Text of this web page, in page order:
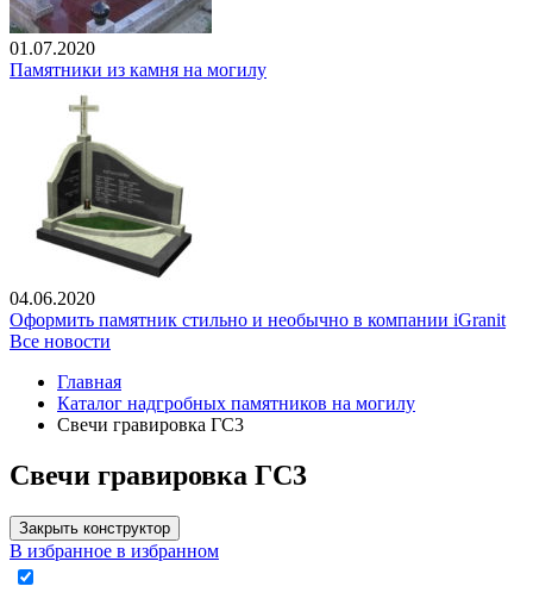
01.07.2020
Памятники из камня на могилу
04.06.2020
Оформить памятник стильно и необычно в компании iGranit
Все новости
Главная
Каталог надгробных памятников на могилу
Свечи гравировка ГС3
Свечи гравировка ГС3
Закрыть конструктор
В избранное в избранном